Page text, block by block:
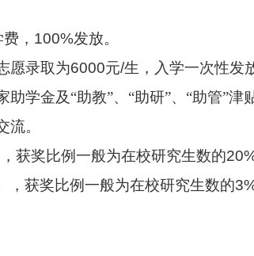
， 100%发放。
愿录取为6000元/生，入学一次性发
助学金及“助教”、“助研”、“助管”津
。
获奖比例一般为在校研究生数的
，获奖比例一般为在校研究生数的